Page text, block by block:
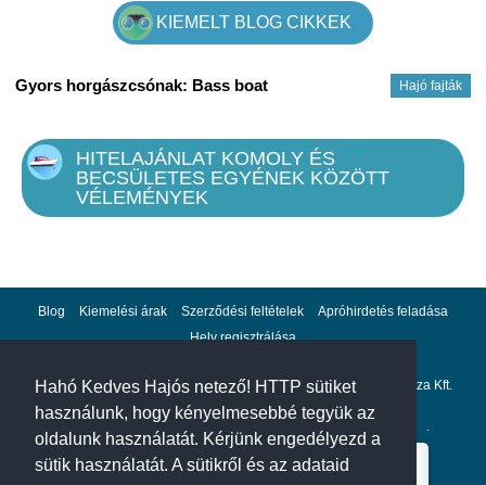
Hahó Kedves Hajós netező! HTTP sütiket
használunk, hogy kényelmesebbé tegyük az
oldalunk használatát. Kérjünk engedélyezd a
sütik használatát. A sütikről és az adataid
KIEMELT BLOG CIKKEK
Hajó fajták
Gyors horgászcsónak: Bass boat
HITELAJÁNLAT KOMOLY ÉS
BECSÜLETES EGYÉNEK KÖZÖTT
VÉLEMÉNYEK
Blog Kiemelési árak Szerződési feltételek
Apróhirdetés feladása
Hely regisztrálása
Adatvédelem Impresszum A hahohajo.hu kiadója a GlobalPlaza Kft.
A hahohajo.hu online bankkártyás fizetési partnere az .